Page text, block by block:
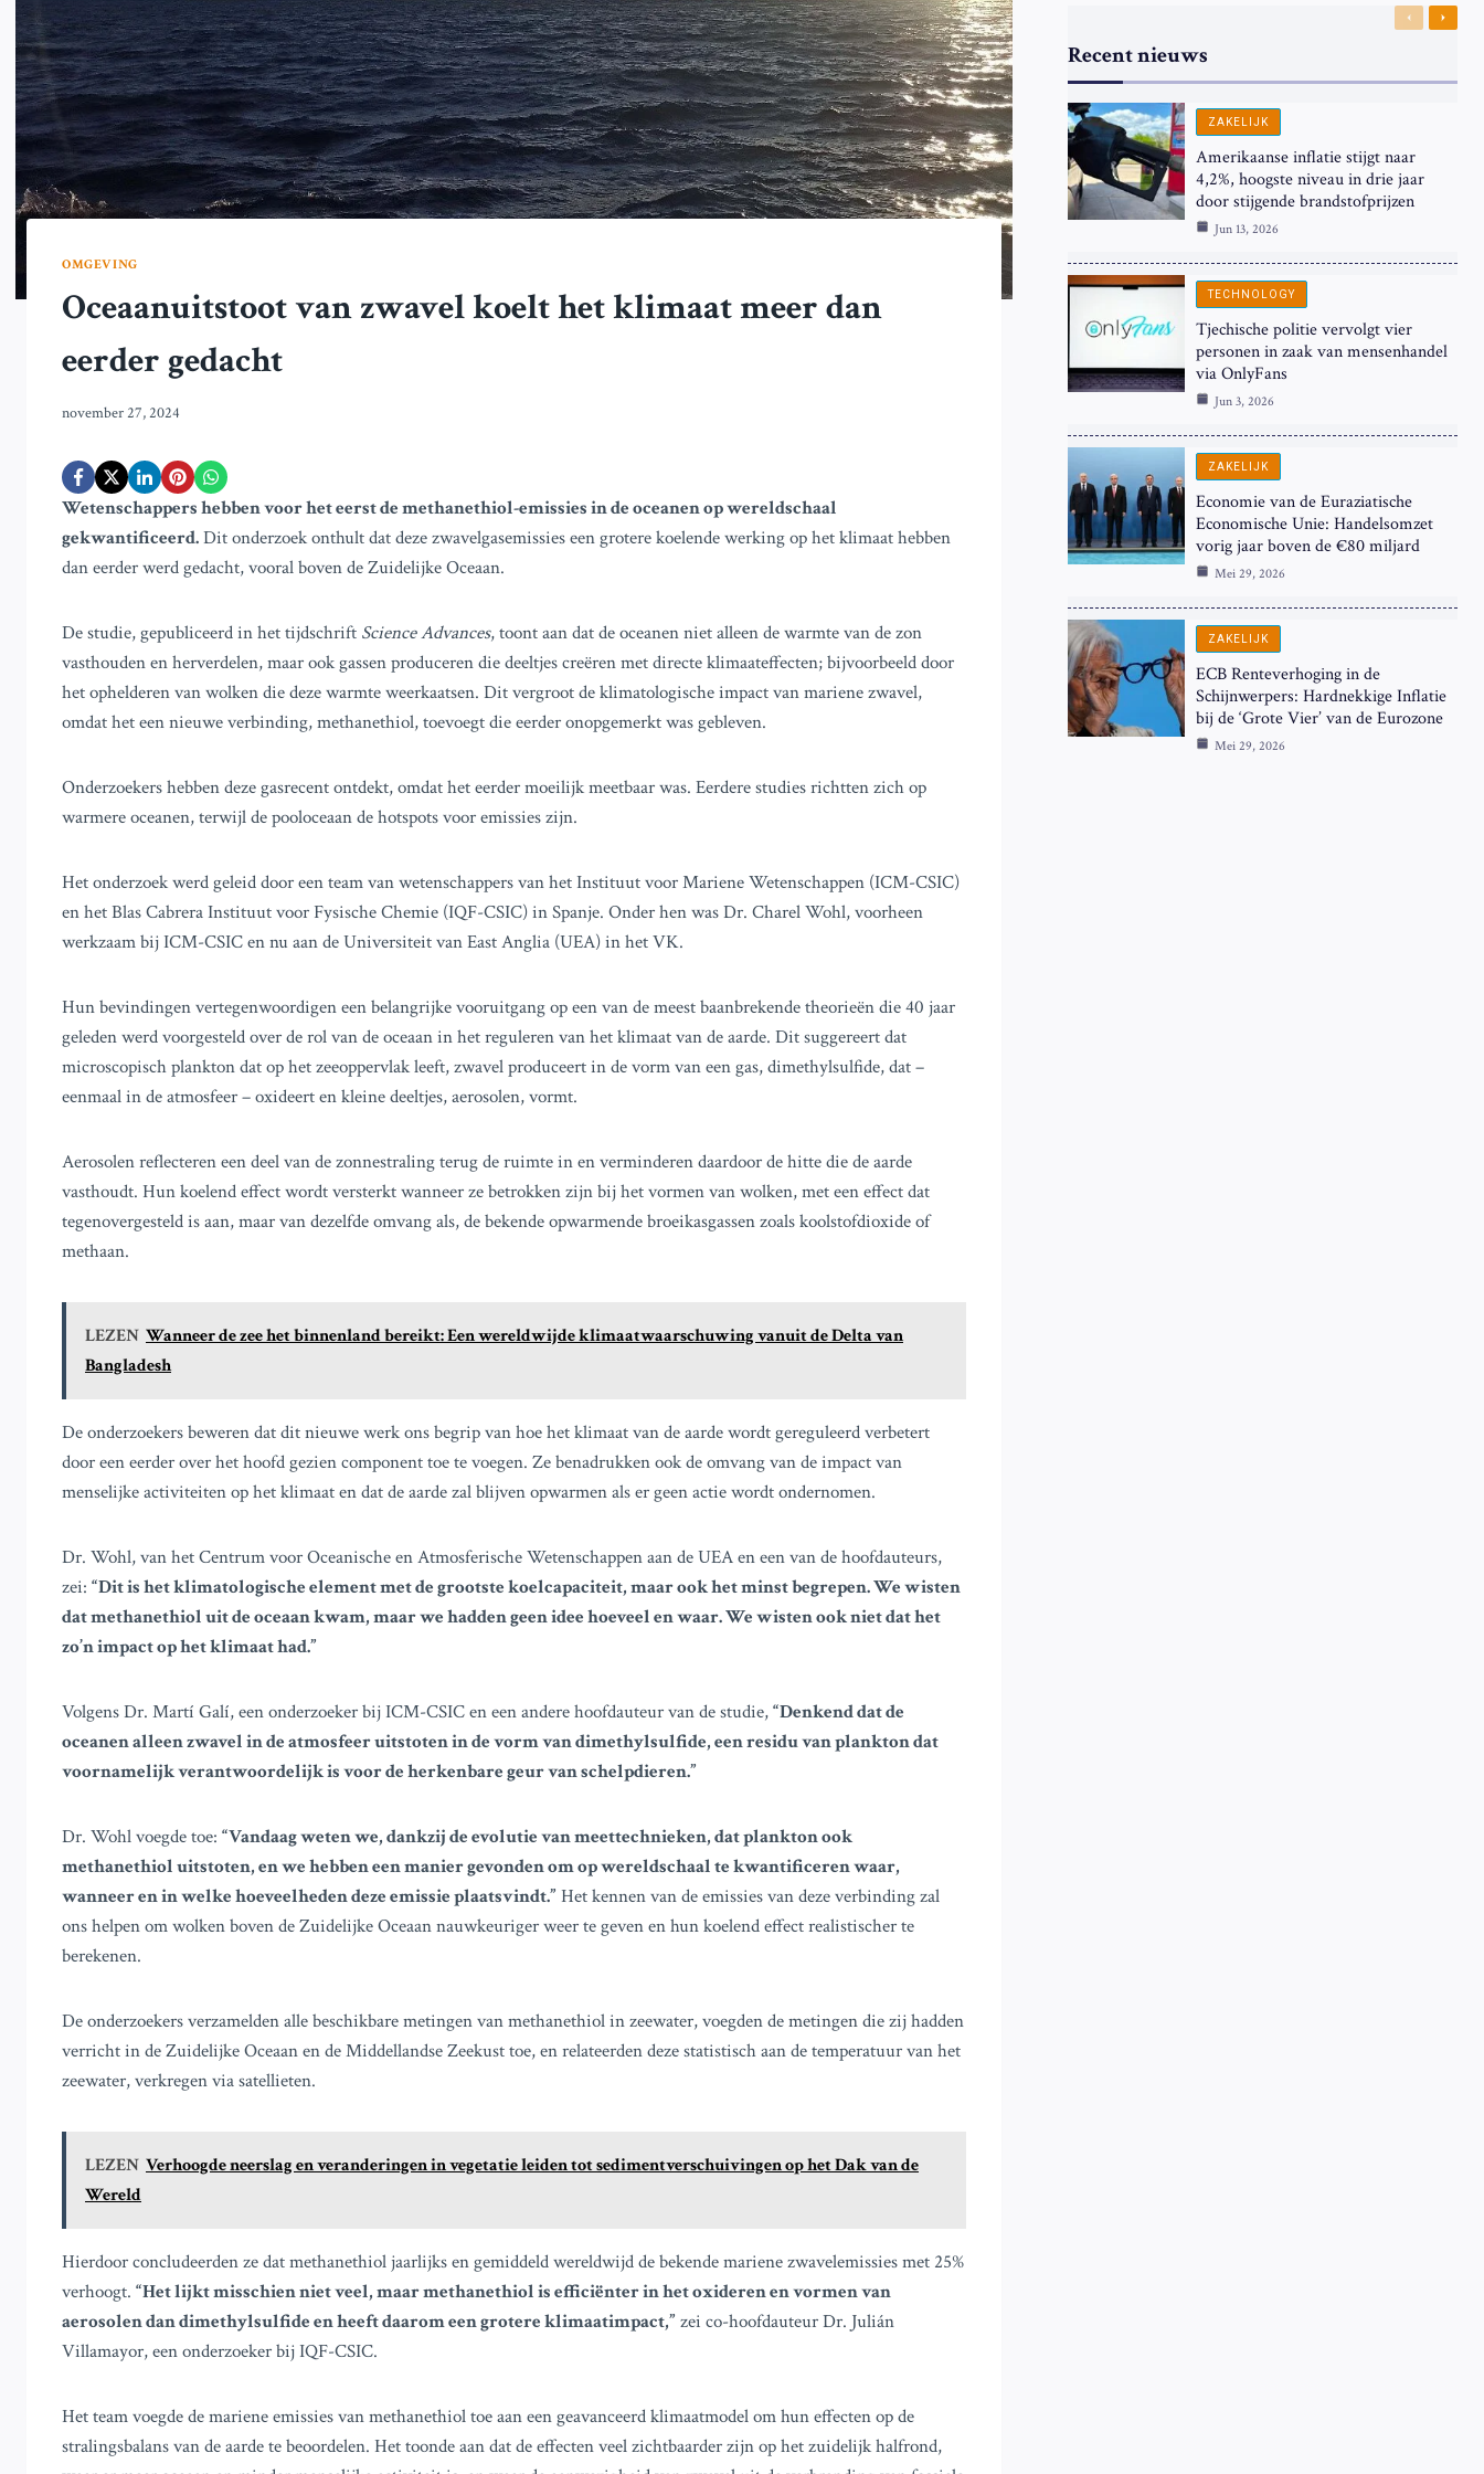
OMGEVING
Oceaanuitstoot van zwavel koelt het klimaat meer dan
eerder gedacht
november 27, 2024
Wetenschappers hebben voor het eerst de methanethiol-emissies in de oceanen op wereldschaal
gekwantificeerd.Dit onderzoek onthult dat deze zwavelgasemissies een grotere koelende werking op het klimaat hebben
dan eerder werd gedacht, vooral boven de Zuidelijke Oceaan.
De studie, gepubliceerd in het tijdschrift Science Advances, toont aan dat de oceanen niet alleen de warmte van de zon
vasthouden en herverdelen, maar ook gassen produceren die deeltjes creëren met directe klimaateffecten; bijvoorbeeld door
het ophelderen van wolken die deze warmte weerkaatsen. Dit vergroot de klimatologische impact van mariene zwavel,
omdat het een nieuwe verbinding, methanethiol, toevoegt die eerder onopgemerkt was gebleven.
Onderzoekers hebben deze gasrecent ontdekt, omdat het eerder moeilijk meetbaar was. Eerdere studies richtten zich op
warmere oceanen, terwijl de pooloceaan de hotspots voor emissies zijn.
Het onderzoek werd geleid door een team van wetenschappers van het Instituut voor Mariene Wetenschappen (ICM-CSIC)
en het Blas Cabrera Instituut voor Fysische Chemie (IQF-CSIC) in Spanje. Onder hen was Dr. Charel Wohl, voorheen
werkzaam bij ICM-CSIC en nu aan de Universiteit van East Anglia (UEA) in het VK.
Hun bevindingen vertegenwoordigen een belangrijke vooruitgang op een van de meest baanbrekende theorieën die 40 jaar
geleden werd voorgesteld over de rol van de oceaan in het reguleren van het klimaat van de aarde. Dit suggereert dat
microscopisch plankton dat op het zeeoppervlak leeft, zwavel produceert in de vorm van een gas, dimethylsulfide, dat –
eenmaal in de atmosfeer – oxideert en kleine deeltjes, aerosolen, vormt.
Aerosolen reflecteren een deel van de zonnestraling terug de ruimte in en verminderen daardoor de hitte die de aarde
vasthoudt. Hun koelend effect wordt versterkt wanneer ze betrokken zijn bij het vormen van wolken, met een effect dat
tegenovergesteld is aan, maar van dezelfde omvang als, de bekende opwarmende broeikasgassen zoals koolstofdioxide of
methaan.
LEZEN Wanneer de zee het binnenland bereikt: Een wereldwijde klimaatwaarschuwing vanuit de Delta van
Bangladesh
De onderzoekers beweren dat dit nieuwe werk ons begrip van hoe het klimaat van de aarde wordt gereguleerd verbetert
door een eerder over het hoofd gezien component toe te voegen. Ze benadrukken ook de omvang van de impact van
menselijke activiteiten op het klimaat en dat de aarde zal blijven opwarmen als er geen actie wordt ondernomen.
Dr. Wohl, van het Centrum voor Oceanische en Atmosferische Wetenschappen aan de UEA en een van de hoofdauteurs,
zei: “Dit is het klimatologische element met de grootste koelcapaciteit, maar ook het minst begrepen. We wisten
dat methanethiol uit de oceaan kwam, maar we hadden geen idee hoeveel en waar. We wisten ook niet dat het
zo’n impact op het klimaat had.”
Volgens Dr. Martí Galí, een onderzoeker bij ICM-CSIC en een andere hoofdauteur van de studie,“Denkend dat de
oceanen alleen zwavel in de atmosfeer uitstoten in de vorm van dimethylsulfide, een residu van plankton dat
voornamelijk verantwoordelijk is voor de herkenbare geur van schelpdieren.”
Dr. Wohl voegde toe: “Vandaag weten we, dankzij de evolutie van meettechnieken, dat plankton ook
methanethiol uitstoten, en we hebben een manier gevonden om op wereldschaal te kwantificeren waar,
wanneer en in welke hoeveelheden deze emissie plaatsvindt.” Het kennen van de emissies van deze verbinding zal
ons helpen om wolken boven de Zuidelijke Oceaan nauwkeuriger weer te geven en hun koelend effect realistischer te
berekenen.
De onderzoekers verzamelden alle beschikbare metingen van methanethiol in zeewater, voegden de metingen die zij hadden
verricht in de Zuidelijke Oceaan en de Middellandse Zeekust toe, en relateerden deze statistisch aan de temperatuur van het
zeewater, verkregen via satellieten.
LEZEN Verhoogde neerslag en veranderingen in vegetatie leiden tot sedimentverschuivingen op het Dak van de
Wereld
Hierdoor concludeerden ze dat methanethiol jaarlijks en gemiddeld wereldwijd de bekende mariene zwavelemissies met 25%
verhoogt. “Het lijkt misschien niet veel, maar methanethiol is efficiënter in het oxideren en vormen van
aerosolen dan dimethylsulfide en heeft daarom een grotere klimaatimpact,” zei co-hoofdauteur Dr. Julián
Villamayor, een onderzoeker bij IQF-CSIC.
Het team voegde de mariene emissies van methanethiol toe aan een geavanceerd klimaatmodel om hun effecten op de
stralingsbalans van de aarde te beoordelen. Het toonde aan dat de effecten veel zichtbaarder zijn op het zuidelijk halfrond,
Recent nieuws
Previous
Next
ZAKELIJK
Amerikaanse inflatie stijgt naar
4,2%, hoogste niveau in drie jaar
door stijgende brandstofprijzen
Jun 13, 2026
TECHNOLOGY
Tjechische politie vervolgt vier
personen in zaak van mensenhandel
via OnlyFans
Jun 3, 2026
ZAKELIJK
Economie van de Euraziatische
Economische Unie: Handelsomzet
vorig jaar boven de €80 miljard
Mei 29, 2026
ZAKELIJK
ECB Renteverhoging in de
Schijnwerpers: Hardnekkige Inflatie
bij de ‘Grote Vier’ van de Eurozone
Mei 29, 2026